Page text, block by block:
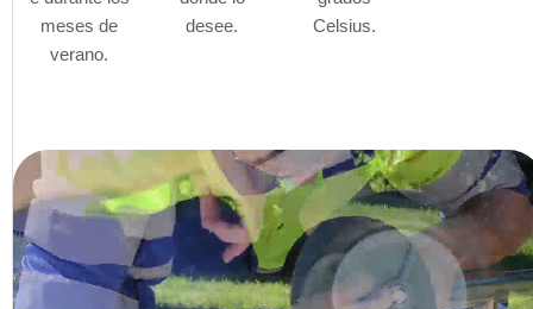
meses de
verano.
desee.
Celsius.